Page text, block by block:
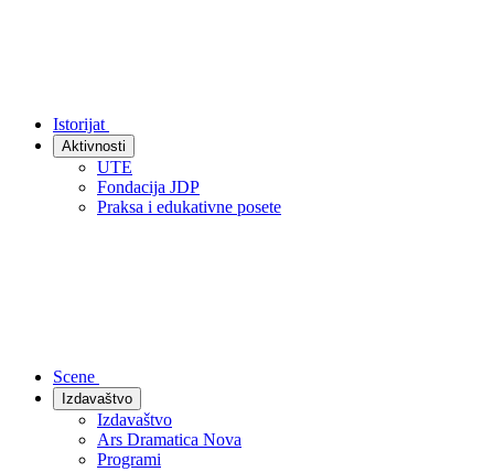
Istorijat
Aktivnosti
UTE
Fondacija JDP
Praksa i edukativne posete
Scene
Izdavaštvo
Izdavaštvo
Ars Dramatica Nova
Programi